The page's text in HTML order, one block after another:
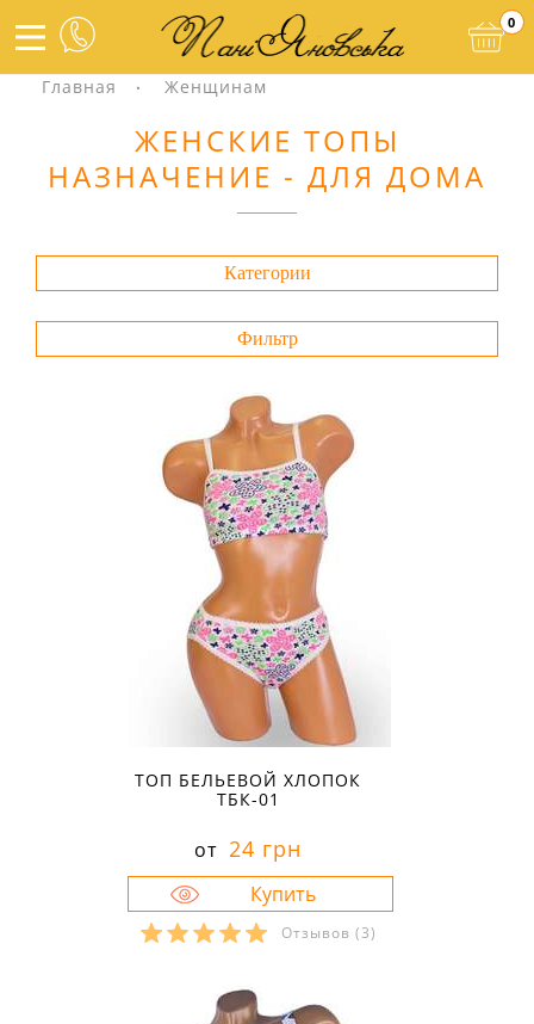
0
Главная Женщинам
ЖЕНСКИЕ ТОПЫ
НАЗНАЧЕНИЕ - ДЛЯ ДОМА
Категории
Фильтр
ТОП БЕЛЬЕВОЙ ХЛОПОК
ТБК-01
от 24 грн
Отзывов (3)
42